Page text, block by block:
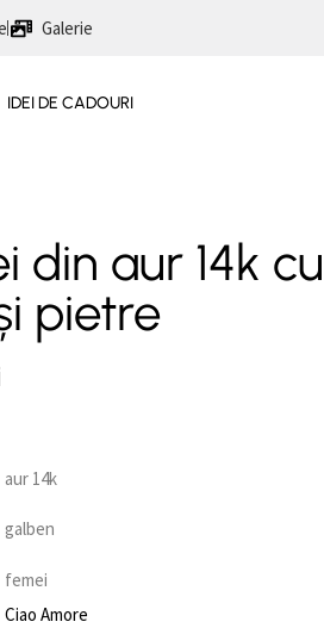
Galerie
IDEI DE CADOURI
din aur 14k
pietre
aur 14k
galben
femei
Ciao Amore